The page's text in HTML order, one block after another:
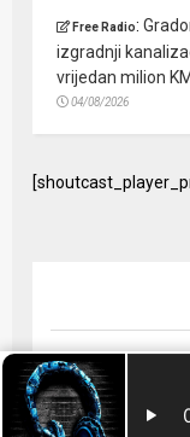
Free Radio:
izgradnji
vrijedan milion KM
04/08/2026